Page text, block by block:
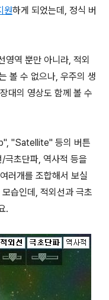
원하게 되었는데, 정식 버
영역 뿐만 아니라, 적외
볼 수 없으나, 우주의 생
대의 영상도 함께 볼 수
"Satellite" 등의 버튼
극초단파, 역사적 등을
러개를 조합해서 보실
습인데, 적외선과 극초
.